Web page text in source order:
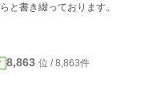
と書き綴っております。
8,863 位 / 8,863件